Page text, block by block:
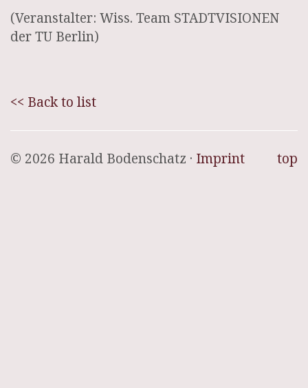
(Veranstalter: Wiss. Team STADTVISIONEN
der TU Berlin)
<< Back to list
top
© 2026 Harald Bodenschatz · Imprint